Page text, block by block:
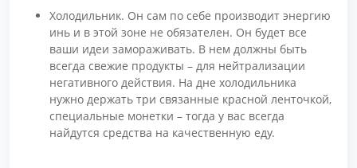
Холодильник. Он сам по себе производит энергию
инь и в этой зоне не обязателен. Он будет все
ваши идеи замораживать. В нем должны быть
всегда свежие продукты – для нейтрализации
негативного действия. На дне холодильника
нужно держать три связанные красной ленточкой,
специальные монетки – тогда у вас всегда
найдутся средства на качественную еду.